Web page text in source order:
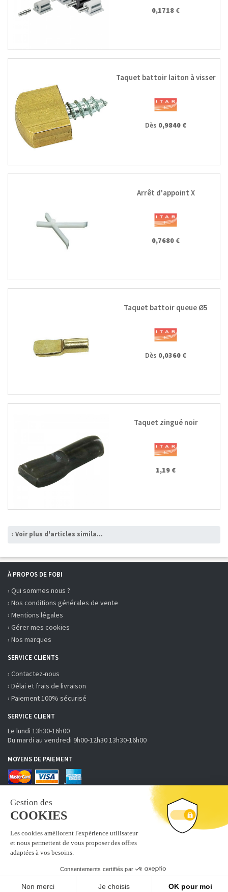
0,1718 €
Taquet battoir laiton à visser
Dès 0,9840 €
Arrêt d'appoint X
0,7680 €
Taquet battoir queue Ø5
Dès 0,0360 €
Taquet zingué noir
1,19 €
› Voir plus d'articles similaires
À PROPOS DE FOBI
› Qui sommes nous ?
› Nos conditions générales de vente
› Mentions légales
› Gérer mes cookies
› Nos marques
SERVICE CLIENTS
› Contactez-nous
› Délai et frais de livraison
› Paiement 100% sécurisé
SERVICE CLIENT
Le lundi 13h30-16h00
Du mardi au vendredi 9h00-12h30 13h30-16h00
MOYENS DE PAIEMENT
RECEVOIR LA NEWSLETTER
S'inscrire
Abonnez-vous à la newsletter fobi.fr pour recevoir nos bons
plans et nouveautés